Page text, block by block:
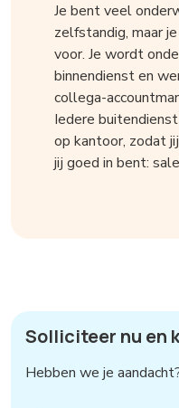
Je bent veel
zelfstandig, maar
voor. Je wordt
binnendienst en
collega-
Iedere
op kantoor, zodat
jij goed in bent:
Solliciteer nu en
Hebben we je